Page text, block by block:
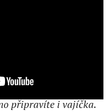
připravíte i vajíčka.